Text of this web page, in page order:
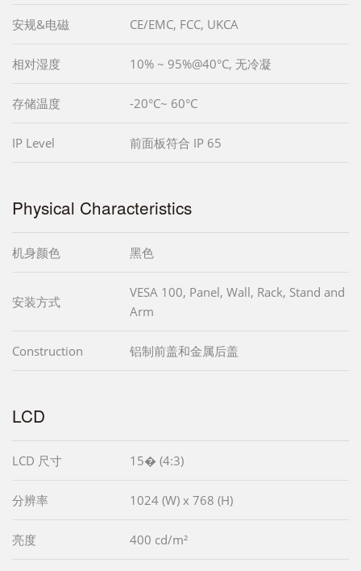
安规&电磁 CE/EMC, FCC, UKCA
相对湿度 10% ~ 95%@40°C, 无冷凝
存储温度 -20°C~ 60°C
IP Level 前面板符合 IP 65
Physical Characteristics
机身颜色 黑色
安装方式
VESA 100, Panel, Wall, Rack, Stand and
Arm
Construction 铝制前盖和金属后盖
LCD
LCD 尺寸 15� (4:3)
分辨率 1024 (W) x 768 (H)
亮度 400 cd/m²